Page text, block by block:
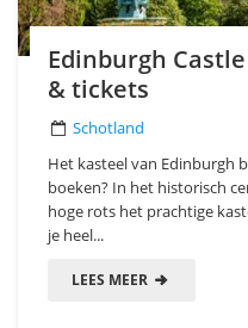
Edinburgh
& tickets
Schotland
Het kasteel van Edinburgh
boeken? In het historisch
hoge rots het prachtige
je heel...
LEES MEER